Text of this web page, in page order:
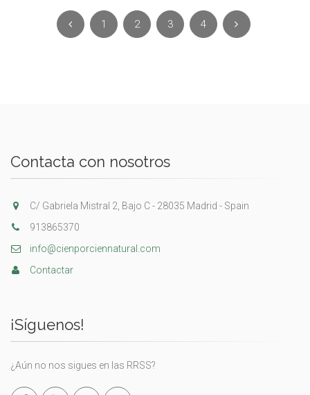
1 2 3 4
Contacta con nosotros
C/ Gabriela Mistral 2, Bajo C - 28035 Madrid - Spain
913865370
info@cienporciennatural.com
Contactar
¡Síguenos!
¿Aún no nos sigues en las RRSS?